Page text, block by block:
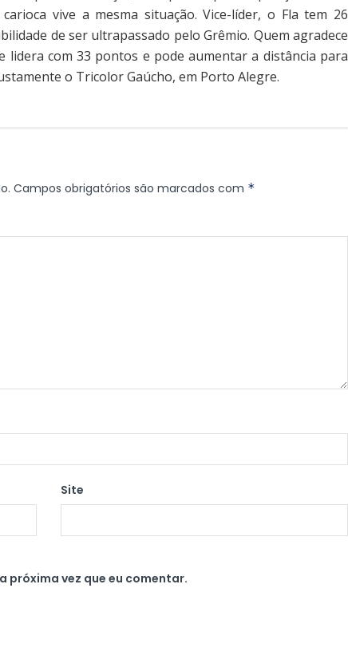
vive a mesma situação. Vice-líder, o Fla tem 26
de ser ultrapassado pelo Grêmio. Quem agradece
lidera com 33 pontos e pode aumentar a distância para
o Tricolor Gaúcho, em Porto Alegre.
Campos obrigatórios são marcados com *
Site
próxima vez que eu comentar.